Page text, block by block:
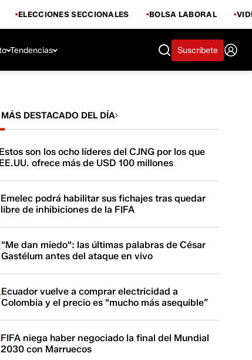
ELECCIONES SECCIONALES BOLSA LABORAL
Tendencias Suscríbete
MÁS DESTACADO DEL DÍA
Estos son los ocho líderes del CJNG por los que
EE.UU. ofrece más de USD 100 millones
Emelec podrá habilitar sus fichajes tras quedar
libre de inhibiciones de la FIFA
"Me dan miedo": las últimas palabras de César
Gastélum antes del ataque en vivo
Ecuador vuelve a comprar electricidad a
Colombia y el precio es "mucho más asequible”
FIFA niega haber negociado la final del Mundial
2030 con Marruecos